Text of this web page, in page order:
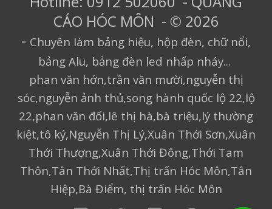
CÁO HÓC MÔN - © 2026
- Chuyên làm bảng hiệu, hộp đèn, chữ nổi,
bảng Alu, bảng đèn led nhấp nháy...
phan văn hớn,trần văn mười,nguyễn thị
sóc,nguyễn ảnh thủ,song hành quốc lộ 22,lộ
22,phan văn đối,lê thị hà,bà triệu,lý thường
kiệt,tô ký,Nguyễn Thị Lý,Xuân Thới Sơn,Xuân
Thới Thượng,Xuân Thới Đông,Thới Tam
Thôn,Tân Thới Nhất,Thị trấn Hóc Môn,Tân
Hiệp,Bà Điểm, thị trấn Hóc Môn